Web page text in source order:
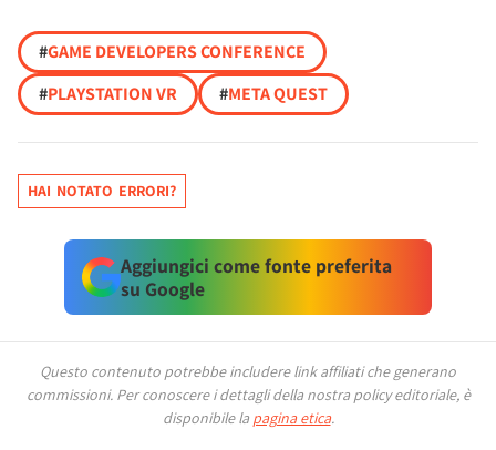
#GAME DEVELOPERS CONFERENCE
#PLAYSTATION VR #META QUEST
HAI NOTATO ERRORI?
Aggiungici come fonte preferita
su Google
Questo contenuto potrebbe includere link affiliati che generano
commissioni. Per conoscere i dettagli della nostra policy editoriale, è
disponibile la pagina etica.